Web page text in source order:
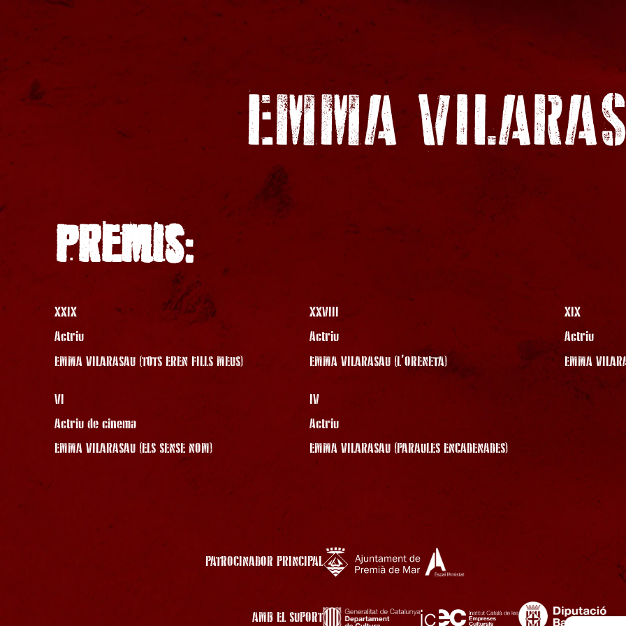
EMMA
PREMIS:
XXIX
Actriu
EMMA VILARASAU (TOTS EREN FILLS MEUS)
XXVIII
Actriu
EMMA VILARASAU (L’ORENETA)
XIX
Actriu
EMMA
VI
Actriu de cinema
EMMA VILARASAU (ELS SENSE NOM)
IV
Actriu
EMMA VILARASAU (PARAULES ENCADENADES)
PATROCINADOR PRINCIPAL
AMB EL SUPORT